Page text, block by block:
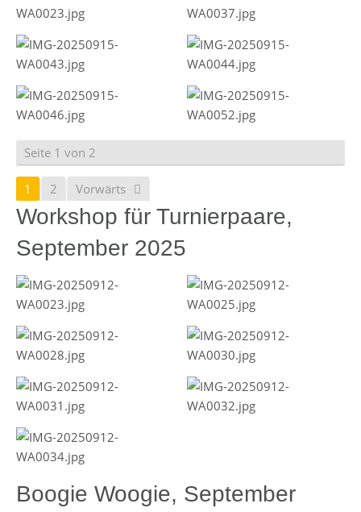
Seite 1 von 2
1 2 Vorwärts
Workshop für Turnierpaare,
September 2025
Boogie Woogie, September